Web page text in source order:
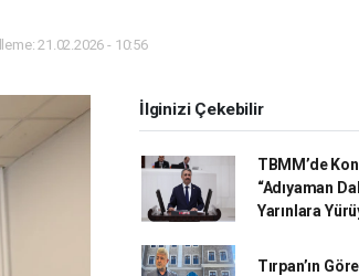
21.02.2026 - 10:56
İlginizi Çekebilir
TBMM’de
“Adıyaman
Yarınlara
Tırpan’ın